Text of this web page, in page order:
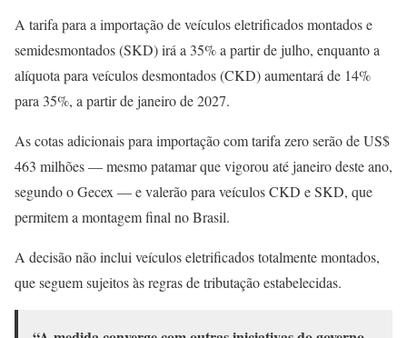
A tarifa para a importação de veículos eletrificados montados e
semidesmontados (SKD) irá a 35% a partir de julho, enquanto a
alíquota para veículos desmontados (CKD) aumentará de 14%
para 35%, a partir de janeiro de 2027.
As cotas adicionais para importação com tarifa zero serão de US$
463 milhões — mesmo patamar que vigorou até janeiro deste ano,
segundo o Gecex — e valerão para veículos CKD e SKD, que
permitem a montagem final no Brasil.
A decisão não inclui veículos eletrificados totalmente montados,
que seguem sujeitos às regras de tributação estabelecidas.